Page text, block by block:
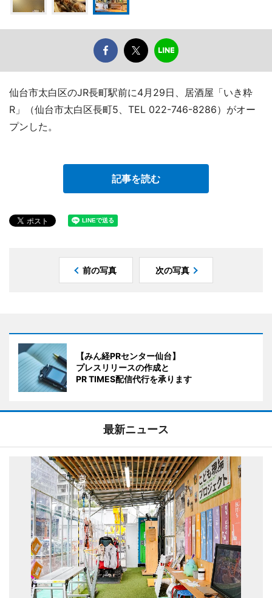
仙台市太白区のJR長町駅前に4月29日、居酒屋「いき粋
R」（仙台市太白区長町5、TEL 022-746-8286）がオー
プンした。
記事を読む
前の写真 次の写真
【みん経PRセンター仙台】
プレスリリースの作成と
PR TIMES配信代行を承ります
最新ニュース